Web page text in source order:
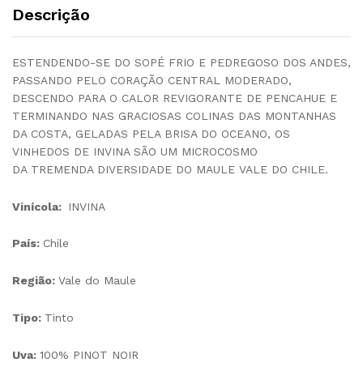
Descrição
ESTENDENDO-SE DO SOPÉ FRIO E PEDREGOSO DOS ANDES,
PASSANDO PELO CORAÇÃO CENTRAL MODERADO,
DESCENDO PARA O CALOR REVIGORANTE DE PENCAHUE E
TERMINANDO NAS GRACIOSAS COLINAS DAS MONTANHAS
DA COSTA, GELADAS PELA BRISA DO OCEANO, OS
VINHEDOS DE INVINA SÃO UM MICROCOSMO
DA TREMENDA DIVERSIDADE DO MAULE VALE DO CHILE.
Vinícola: INVINA
País: Chile
Região: Vale do Maule
Tipo: Tinto
Uva: 100% PINOT NOIR